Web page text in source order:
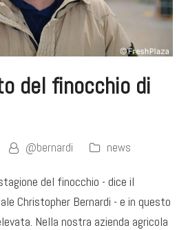
del finocchio di
@bernardi news
del finocchio - dice il
Christopher Bernardi - e in questo
Nella nostra azienda agricola